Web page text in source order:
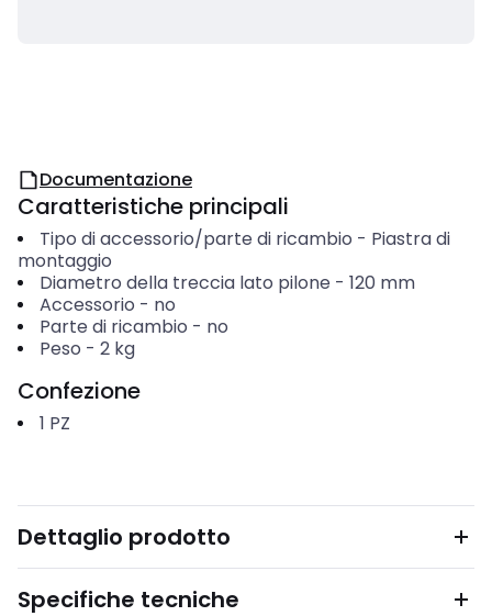
Documentazione
Caratteristiche principali
Tipo di accessorio/parte di ricambio - Piastra di
montaggio
Diametro della treccia lato pilone - 120 mm
Accessorio - no
Parte di ricambio - no
Peso - 2 kg
Confezione
1 PZ
Dettaglio prodotto
Specifiche tecniche